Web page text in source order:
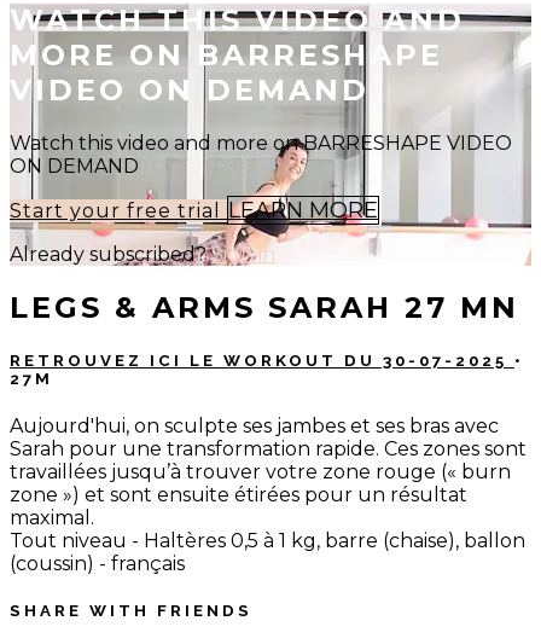
WATCH THIS VIDEO AND
MORE ON BARRESHAPE
VIDEO ON DEMAND
Watch this video and more on BARRESHAPE VIDEO
ON DEMAND
Start your free trial LEARN MORE
Already subscribed?Sign in
LEGS & ARMS SARAH 27 MN
RETROUVEZ ICI LE WORKOUT DU 30-07-2025 •
27M
Aujourd'hui, on sculpte ses jambes et ses bras avec
Sarah pour une transformation rapide. Ces zones sont
travaillées jusqu’à trouver votre zone rouge (« burn
zone ») et sont ensuite étirées pour un résultat
maximal.
Tout niveau - Haltères 0,5 à 1 kg, barre (chaise), ballon
(coussin) - français
SHARE WITH FRIENDS